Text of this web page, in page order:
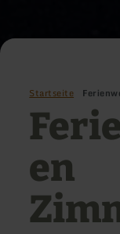
Startseite
en